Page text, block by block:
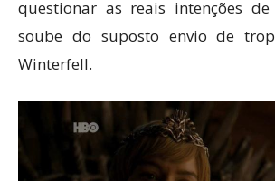
questionar as reais intenções de
soube do suposto envio de
Winterfell.